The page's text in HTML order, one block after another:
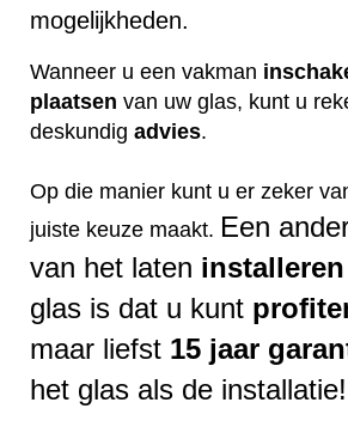
mogelijkheden.
Wanneer u een vakman
plaatsen van uw glas, kunt u
deskundig advies.
Op die manier kunt u er zeker
juiste keuze maakt. Een
van het laten installeren
glas is dat u kunt
maar liefst 15 jaar
het glas als de installatie!